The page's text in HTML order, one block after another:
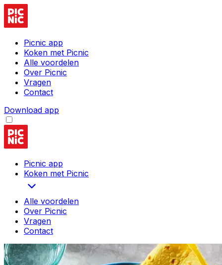
Picnic app
Koken met Picnic
Alle voordelen
Over Picnic
Vragen
Contact
Download app
Picnic app
Koken met Picnic
Alle voordelen
Over Picnic
Vragen
Contact